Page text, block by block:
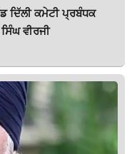
ਦਿੱਲੀ ਕਮੇਟੀ ਪ੍ਰਬੰਧਕ
ਵੀਰਜੀ